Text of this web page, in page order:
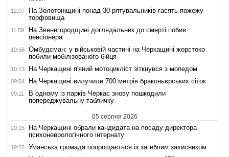
12:07
На Золотоніщині понад 30 рятувальників гасять пожежу
торфовища
11:59
На Звенигородщині доглядальник до смерті побив
пенсіонера
10:58
Омбудсман: у військовій частині на Черкащині жорстоко
побили мобілізованого бійця
10:13 На Черкащині п'яний мотоцикліст зіткнувся з мопедом
09:54 На Черкащині вилучили 700 метрів браконьєрських сіток
09:11
В одному із парків Черкас знову пошкодили
попереджувальну табличку
05 серпня 2026
20:15
На Черкащині обрали кандидата на посаду директора
психоневрологічного інтернату
19:22 Уманська громада попрощається із загиблим захисником